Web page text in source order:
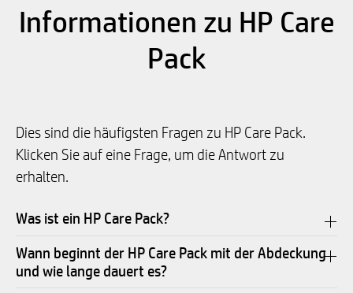
Informationen zu HP Care
Pack
Dies sind die häufigsten Fragen zu HP Care Pack.
Klicken Sie auf eine Frage, um die Antwort zu
erhalten.
Was ist ein HP Care Pack?
Wann beginnt der HP Care Pack mit der Abdeckung
und wie lange dauert es?